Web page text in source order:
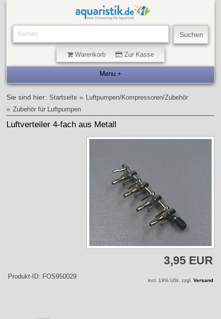
Warenkorb Zur Kasse
Sie sind hier: Startseite » Luftpumpen/Kompressoren/Zubehör
» Zubehör für Luftpumpen
Luftverteiler 4-fach aus Metall
3,95 EUR
Produkt-ID: FOS950029
incl. 19% USt. zzgl. Versand